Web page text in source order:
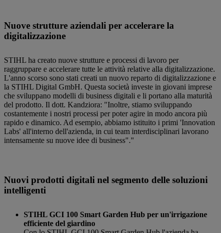
Nuove strutture aziendali per accelerare la
digitalizzazione
STIHL ha creato nuove strutture e processi di lavoro per
raggruppare e accelerare tutte le attività relative alla digitalizzazione.
L'anno scorso sono stati creati un nuovo reparto di digitalizzazione e
la STIHL Digital GmbH. Questa società investe in giovani imprese
che sviluppano modelli di business digitali e li portano alla maturità
del prodotto. Il dott. Kandziora: "Inoltre, stiamo sviluppando
costantemente i nostri processi per poter agire in modo ancora più
rapido e dinamico. Ad esempio, abbiamo istituito i primi 'Innovation
Labs' all'interno dell'azienda, in cui team interdisciplinari lavorano
intensamente su nuove idee di business"."
Nuovi prodotti digitali nel segmento delle soluzioni
intelligenti
STIHL GCI 100 Smart Garden Hub per un'irrigazione
efficiente del giardino